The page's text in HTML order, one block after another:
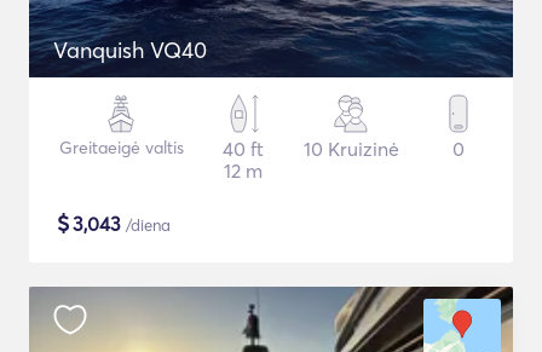
Vanquish VQ40
Greitaeigė valtis
40 ft
12 m
10 Kruizinė 0
$3,043 /diena